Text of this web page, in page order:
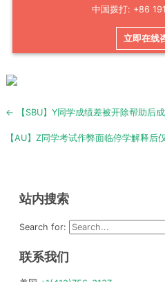
中国拨打: +86
立即在线
Post
← 【SBU】Y同学成绩差被开除帮助后
【AU】Z同学考试作弊面临停学解释后
站内搜索
Search for:
联系我们